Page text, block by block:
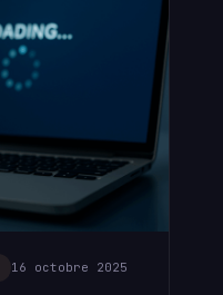
16 octobre 2025